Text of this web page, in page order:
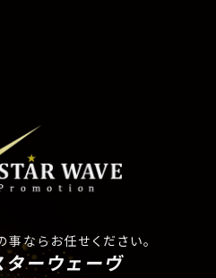
事ならお任せください。
ーウェーヴ